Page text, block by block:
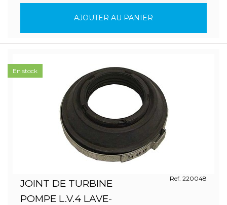
AJOUTER AU PANIER
JOINT DE TURBINE
POMPE L.V.4 LAVE-
Ref. 220048
En stock